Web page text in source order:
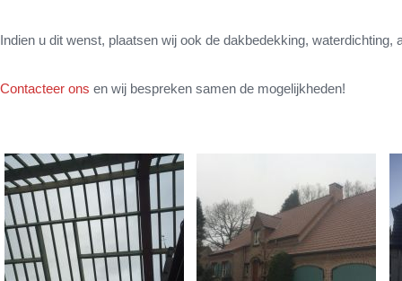
Indien u dit wenst, plaatsen wij ook de dakbedekking, waterdichting,
Contacteer ons en wij bespreken samen de mogelijkheden!